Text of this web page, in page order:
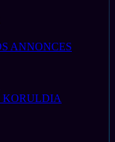
ANNONCES